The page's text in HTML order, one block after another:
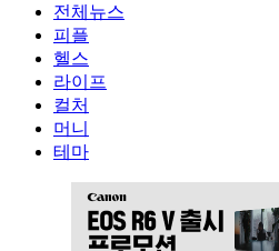
전체뉴스
피플
헬스
라이프
컬처
머니
테마